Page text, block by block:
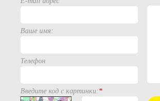
Ваше имя:
Телефон
Введите код с картинки:*